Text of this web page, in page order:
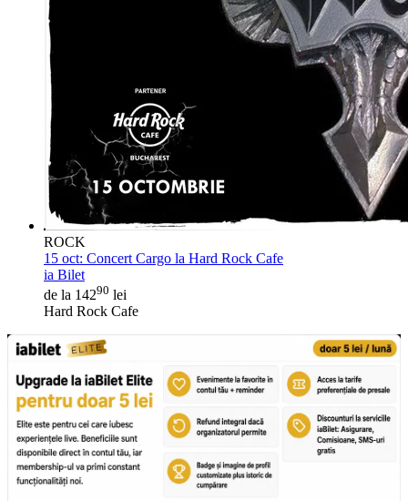
ROCK
15 oct: Concert Cargo la Hard Rock Cafe
ia Bilet
de la 14290 lei
Hard Rock Cafe